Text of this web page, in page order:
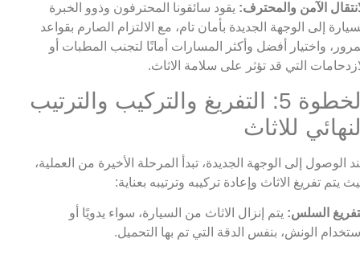
الآمن والمحترف: يقود سائقونا المحترفون وذوو الخبرة
إلى الوجهة الجديدة بأمان تام، مع الالتزام الصارم بقواعد
واختيار أفضل وأكثر المسارات أمانًا لتجنب المطبات أو
التي قد تؤثر على سلامة الاثاث.
الخطوة 5: التفريغ والتركيب والترتيب
للاثاث
الوصول إلى الوجهة الجديدة، تبدأ المرحلة الأخيرة من العملية،
يتم تفريغ الاثاث وإعادة تركيبه وترتيبه بعناية:
السلس: يتم إنزال الاثاث من السيارة، سواء يدويًا أو
الونش، بنفس الدقة التي تم بها التحميل.